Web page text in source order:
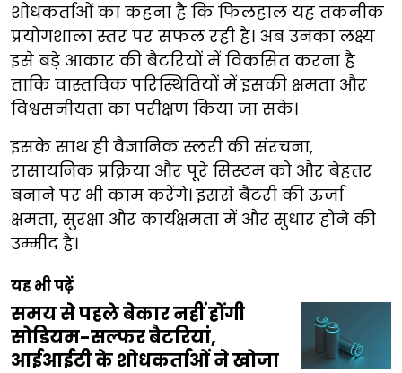
शोधकर्ताओं का कहना है कि फिलहाल यह तकनीक
प्रयोगशाला स्तर पर सफल रही है। अब उनका लक्ष्य
इसे बड़े आकार की बैटरियों में विकसित करना है
ताकि वास्तविक परिस्थितियों में इसकी क्षमता और
विश्वसनीयता का परीक्षण किया जा सके।
इसके साथ ही वैज्ञानिक स्लरी की संरचना,
रासायनिक प्रक्रिया और पूरे सिस्टम को और बेहतर
बनाने पर भी काम करेंगे। इससे बैटरी की ऊर्जा
क्षमता, सुरक्षा और कार्यक्षमता में और सुधार होने की
उम्मीद है।
यह भी पढ़ें
समय से पहले बेकार नहीं होंगी
सोडियम-सल्फर बैटरियां,
आईआईटी के शोधकर्ताओं ने खोजा